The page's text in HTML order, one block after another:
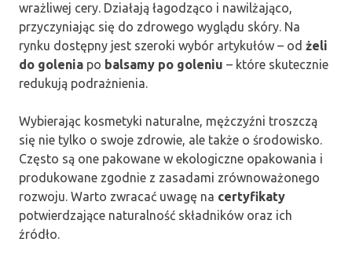
wrażliwej cery. Działają łagodząco i nawilżająco,
przyczyniając się do zdrowego wyglądu skóry. Na
rynku dostępny jest szeroki wybór artykułów – od żeli
do golenia po balsamy po goleniu – które skutecznie
redukują podrażnienia.
Wybierając kosmetyki naturalne, mężczyźni troszczą
się nie tylko o swoje zdrowie, ale także o środowisko.
Często są one pakowane w ekologiczne opakowania i
produkowane zgodnie z zasadami zrównoważonego
rozwoju. Warto zwracać uwagę na certyfikaty
potwierdzające naturalność składników oraz ich
źródło.